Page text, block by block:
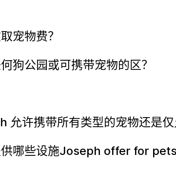
宠物费？
狗公园或可携带宠物的区？
允许携带所有类型的宠物还是
供哪些设施Joseph offer for